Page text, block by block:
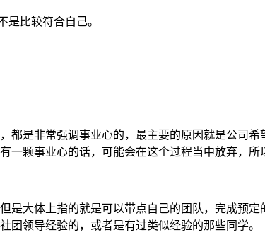
是比较符合自己。
都是非常强调事业心的，最主要的原因就是公司
一颗事业心的话，可能会在这个过程当中放弃，
是大体上指的就是可以带点自己的团队，完成预
团领导经验的，或者是有过类似经验的那些同学。